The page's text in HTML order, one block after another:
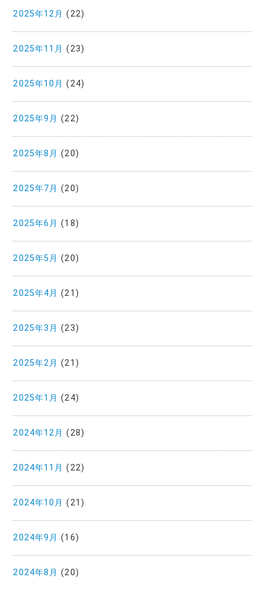
2025年12月 (22)
2025年11月 (23)
2025年10月 (24)
2025年9月 (22)
2025年8月 (20)
2025年7月 (20)
2025年6月 (18)
2025年5月 (20)
2025年4月 (21)
2025年3月 (23)
2025年2月 (21)
2025年1月 (24)
2024年12月 (28)
2024年11月 (22)
2024年10月 (21)
2024年9月 (16)
2024年8月 (20)